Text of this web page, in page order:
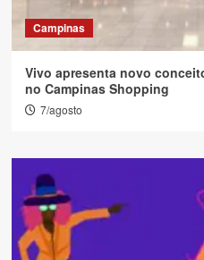
Campinas
Vivo apresenta novo
no Campinas Shopping
7/agosto